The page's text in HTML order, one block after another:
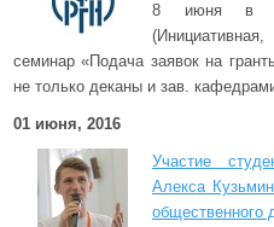
8 июня в
семинар «Подача заявок на
не только деканы и зав.
01 июня, 2016
Участие
Алекса
общественного